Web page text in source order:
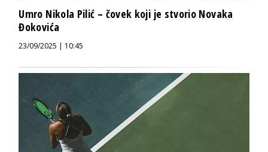
Umro Nikola Pilić – čovek koji je stvorio Novaka
Đokovića
23/09/2025 | 10:45